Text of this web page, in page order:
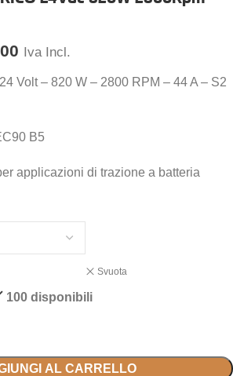
Iva Incl.
Volt – 820 W – 2800 RPM – 44 A – S2
B5
applicazioni di trazione a batteria
Svuota
100 disponibili
AL CARRELLO